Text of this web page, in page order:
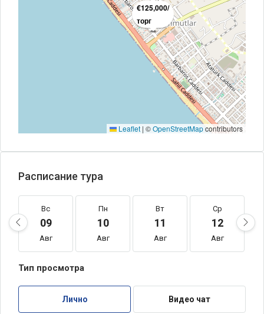
€125,000/
торг
Leaflet | ©OpenStreetMapcontributors
Расписание тура
Вс
09
Авг
Пн
10
Авг
Вт
11
Авг
Ср
12
Авг
Тип просмотра
Лично Видео чат